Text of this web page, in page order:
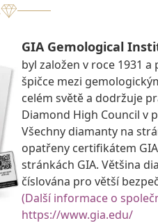
GIA Gemological
byl založen v roce 1931
špičce mezi
celém světě a dodržuje
Diamond High Council v
Všechny diamanty na
opatřeny certifikátem
stránkách GIA. Většina
číslována pro větší
(Další informace o
https://www.gia.edu/